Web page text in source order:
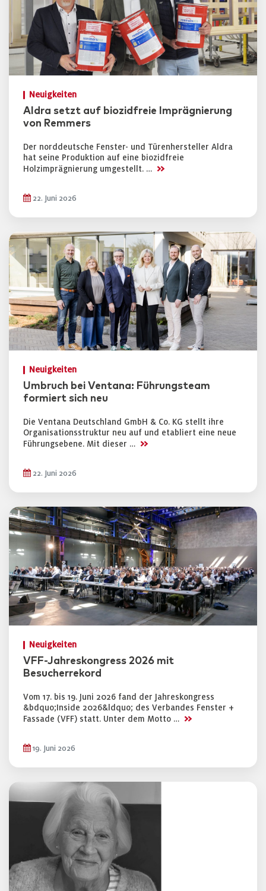
Neuigkeiten
Aldra setzt auf biozidfreie Imprägnierung
von Remmers
Der norddeutsche Fenster- und Türenhersteller Aldra
hat seine Produktion auf eine biozidfreie
Holzimprägnierung umgestellt. … >>
22. Juni 2026
Neuigkeiten
Umbruch bei Ventana: Führungsteam
formiert sich neu
Die Ventana Deutschland GmbH & Co. KG stellt ihre
Organisationsstruktur neu auf und etabliert eine neue
Führungsebene. Mit dieser … >>
22. Juni 2026
Neuigkeiten
VFF-Jahreskongress 2026 mit
Besucherrekord
Vom 17. bis 19. Juni 2026 fand der Jahreskongress
&bdquo;Inside 2026&ldquo; des Verbandes Fenster +
Fassade (VFF) statt. Unter dem Motto … >>
19. Juni 2026